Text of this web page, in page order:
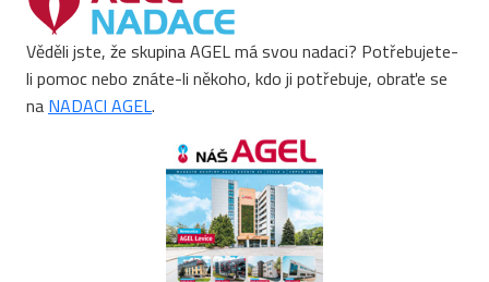
Věděli jste, že skupina AGEL má svou nadaci? Potřebujete-
li pomoc nebo znáte-li někoho, kdo ji potřebuje, obraťe se
na NADACI AGEL.